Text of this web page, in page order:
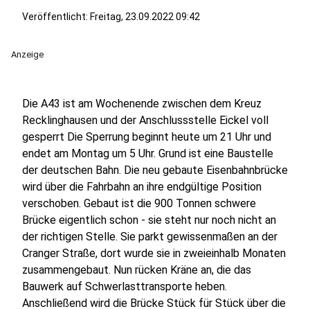
Veröffentlicht: Freitag, 23.09.2022 09:42
Anzeige
Die A43 ist am Wochenende zwischen dem Kreuz
Recklinghausen und der Anschlussstelle Eickel voll
gesperrt Die Sperrung beginnt heute um 21 Uhr und
endet am Montag um 5 Uhr. Grund ist eine Baustelle
der deutschen Bahn. Die neu gebaute Eisenbahnbrücke
wird über die Fahrbahn an ihre endgültige Position
verschoben. Gebaut ist die 900 Tonnen schwere
Brücke eigentlich schon - sie steht nur noch nicht an
der richtigen Stelle. Sie parkt gewissenmaßen an der
Cranger Straße, dort wurde sie in zweieinhalb Monaten
zusammengebaut. Nun rücken Kräne an, die das
Bauwerk auf Schwerlasttransporte heben.
Anschließend wird die Brücke Stück für Stück über die